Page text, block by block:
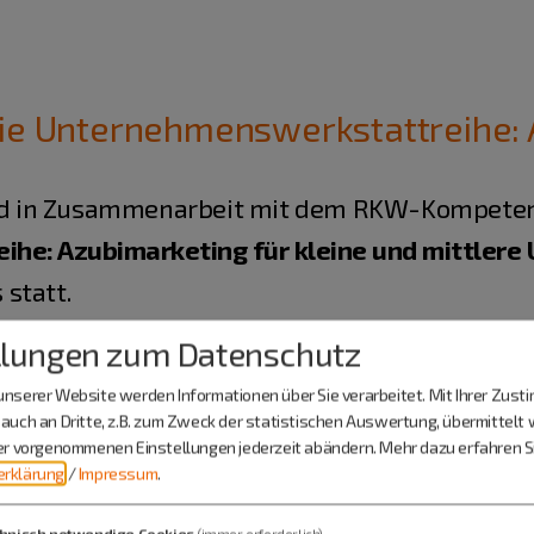
Unternehmenswerkstattreihe:
in Zusammenarbeit mit dem RKW-
Azubimarketing für kleine und mittlere
statt.
gab der Fachexperte Bruno Pusch
die Hand, wie sie sich im Lichte der
können.
zum Datenschutz
Website werden Informationen über Sie verarbeitet. Mit Ihrer
an Dritte, z.B. zum Zweck der statistischen Auswertung, übermittelt
vorgenommenen Einstellungen jederzeit abändern. Mehr dazu erfahren
/Impressum.